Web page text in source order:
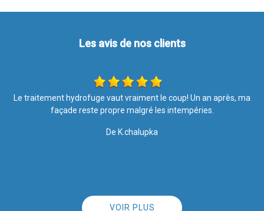
Les avis de nos clients
Très satisfait du travail accompli personnel compétent entreprise
à recommander
De Roro
VOIR PLUS